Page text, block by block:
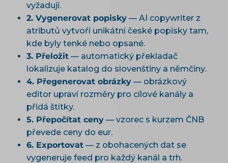
vyžadují.
2. Vygenerovat popisky — AI copywriter z
atributů vytvoří unikátní české popisky tam,
kde byly tenké nebo opsané.
3. Přeložit — automatický překladač
lokalizuje katalog do slovenštiny a němčiny.
4. Přegenerovat obrázky — obrázkový
editor upraví rozměry pro cílové kanály a
přidá štítky.
5. Přepočítat ceny — vzorec s kurzem ČNB
převede ceny do eur.
6. Exportovat — z obohacených dat se
vygeneruje feed pro každý kanál a trh.